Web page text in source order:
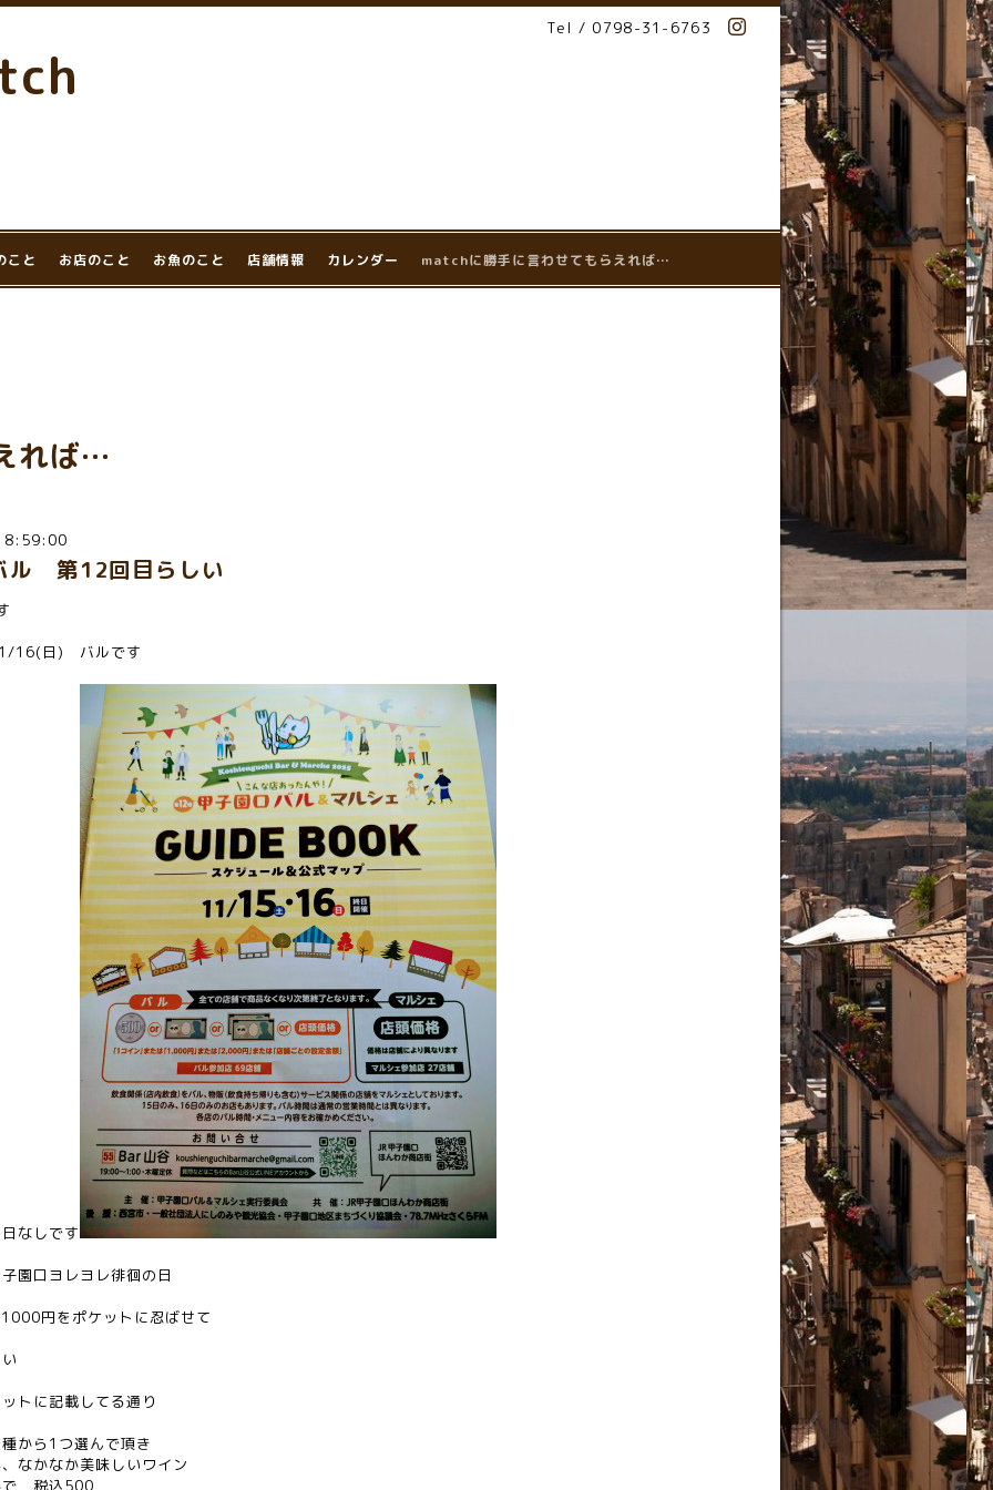
Tel / 0798-31-6763
こと お店のこと お魚のこと 店舗情報 カレンダー matchに勝手に言わせてもらえれば…
れば…
ル 第12回目らしい
16(日) バルです
なしです
園口ヨレヨレ徘徊の日
円をポケットに忍ばせて
トに記載してる通り
から1つ選んで頂き
なかなか美味しいワイン
で 税込500